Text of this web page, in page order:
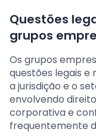
Questões
grupos
Os grupos
questões legais e
a jurisdição e o
envolvendo
corporativa e
frequentemente